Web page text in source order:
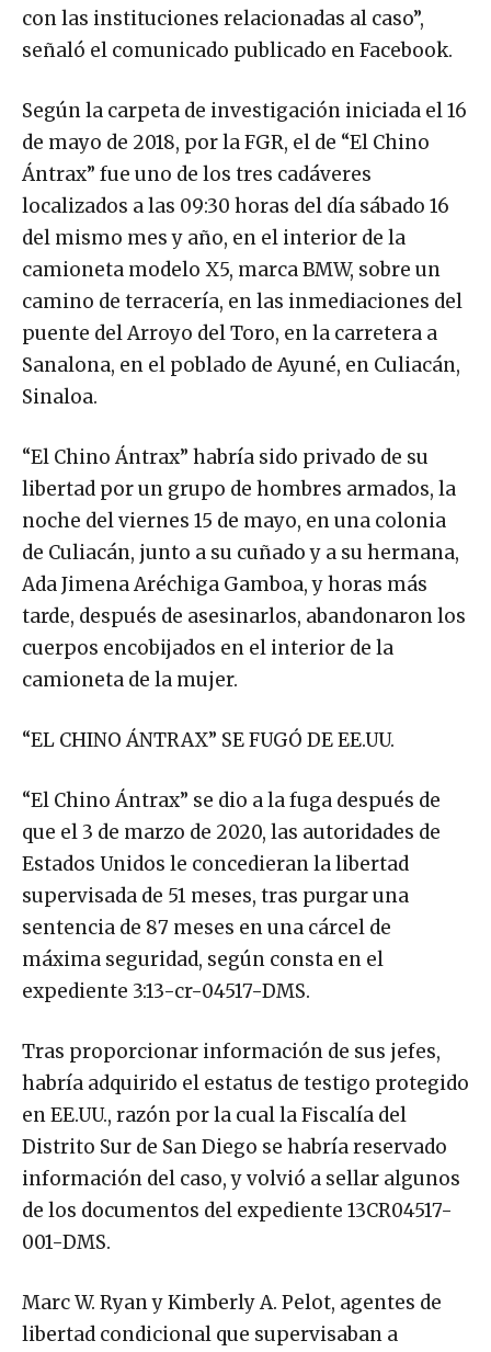
con las instituciones relacionadas al caso”,
señaló el comunicado publicado en Facebook.
Según la carpeta de investigación iniciada el 16
de mayo de 2018, por la FGR, el de “El Chino
Ántrax” fue uno de los tres cadáveres
localizados a las 09:30 horas del día sábado 16
del mismo mes y año, en el interior de la
camioneta modelo X5, marca BMW, sobre un
camino de terracería, en las inmediaciones del
puente del Arroyo del Toro, en la carretera a
Sanalona, en el poblado de Ayuné, en Culiacán,
Sinaloa.
“El Chino Ántrax” habría sido privado de su
libertad por un grupo de hombres armados, la
noche del viernes 15 de mayo, en una colonia
de Culiacán, junto a su cuñado y a su hermana,
Ada Jimena Aréchiga Gamboa, y horas más
tarde, después de asesinarlos, abandonaron los
cuerpos encobijados en el interior de la
camioneta de la mujer.
“EL CHINO ÁNTRAX” SE FUGÓ DE EE.UU.
“El Chino Ántrax” se dio a la fuga después de
que el 3 de marzo de 2020, las autoridades de
Estados Unidos le concedieran la libertad
supervisada de 51 meses, tras purgar una
sentencia de 87 meses en una cárcel de
máxima seguridad, según consta en el
expediente 3:13-cr-04517-DMS.
Tras proporcionar información de sus jefes,
habría adquirido el estatus de testigo protegido
en EE.UU., razón por la cual la Fiscalía del
Distrito Sur de San Diego se habría reservado
información del caso, y volvió a sellar algunos
de los documentos del expediente 13CR04517-
001-DMS.
Marc W. Ryan y Kimberly A. Pelot, agentes de
libertad condicional que supervisaban a